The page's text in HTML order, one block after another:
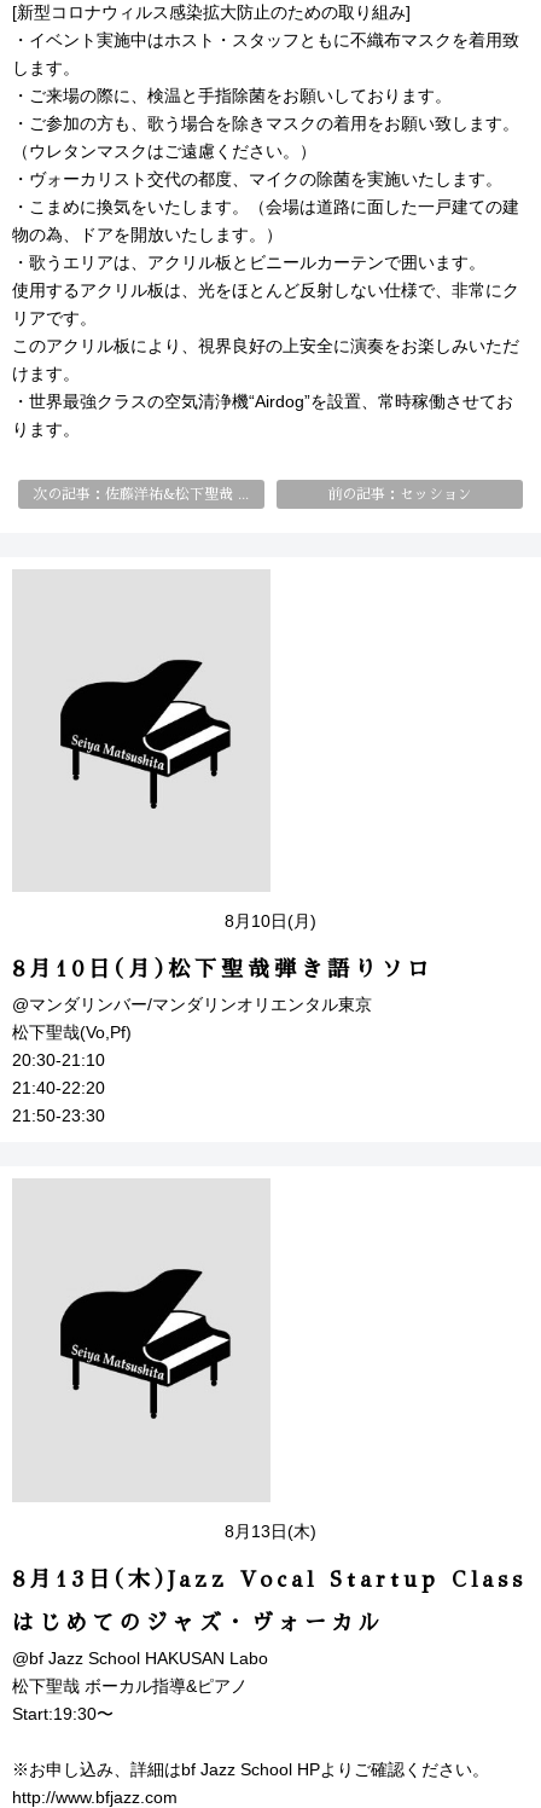
[新型コロナウィルス感染拡大防止のための取り組み]
・イベント実施中はホスト・スタッフともに不織布マスクを着用致
します。
・ご来場の際に、検温と手指除菌をお願いしております。
・ご参加の方も、歌う場合を除きマスクの着用をお願い致します。
（ウレタンマスクはご遠慮ください。）
・ヴォーカリスト交代の都度、マイクの除菌を実施いたします。
・こまめに換気をいたします。（会場は道路に面した一戸建ての建
物の為、ドアを開放いたします。）
・歌うエリアは、アクリル板とビニールカーテンで囲います。
使用するアクリル板は、光をほとんど反射しない仕様で、非常にク
リアです。
このアクリル板により、視界良好の上安全に演奏をお楽しみいただ
けます。
・世界最強クラスの空気清浄機“Airdog”を設置、常時稼働させてお
ります。
次の記事：佐藤洋祐&松下聖哉 DUO 前の記事：セッション
8月10日(月)
8月10日(月)松下聖哉弾き語りソロ
@マンダリンバー/マンダリンオリエンタル東京
松下聖哉(Vo,Pf)
20:30-21:10
21:40-22:20
21:50-23:30
8月13日(木)
8月13日(木)Jazz Vocal Startup Class
はじめてのジャズ・ヴォーカル
@bf Jazz School HAKUSAN Labo
松下聖哉 ボーカル指導&ピアノ
Start:19:30〜
※お申し込み、詳細はbf Jazz School HPよりご確認ください。
http://www.bfjazz.com